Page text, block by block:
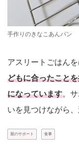
手作りのきなこあんパン
アスリートごはん
どもに合ったこと
になっています。
いを見つけながら
親のサポート 食事